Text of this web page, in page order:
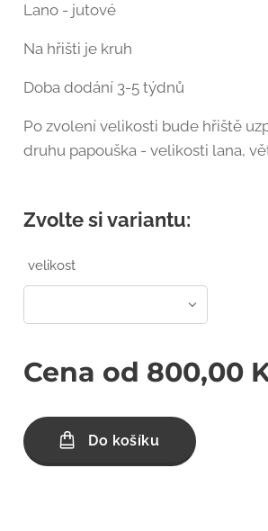
Lano - jutové
Na hřišti je kruh
Doba dodání 3-5 týdnů
Po zvolení velikosti bude hřiště
druhu papouška - velikosti lana,
Zvolte si variantu:
velikost
Cena od 800,00
Do košíku